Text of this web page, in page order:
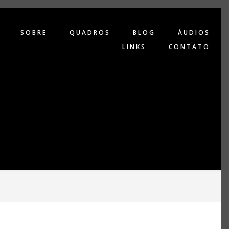
SOBRE QUADROS BLOG
ÁUDIOS
LINKS
CONTATO